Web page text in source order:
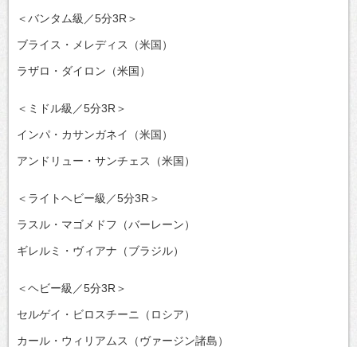
＜バンタム級／5分3R＞
ブライス・メレディス（米国）
ラザロ・ダイロン（米国）
＜ミドル級／5分3R＞
インパ・カサンガネイ（米国）
アンドリュー・サンチェス（米国）
＜ライトヘビー級／5分3R＞
ラスル・マゴメドフ（バーレーン）
ギレルミ・ヴィアナ（ブラジル）
＜ヘビー級／5分3R＞
セルゲイ・ビロスチーニ（ロシア）
カール・ウィリアムス（ヴァージン諸島）